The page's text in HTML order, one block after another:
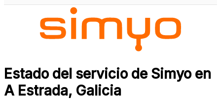
Estado del servicio de Simyo en
A Estrada, Galicia